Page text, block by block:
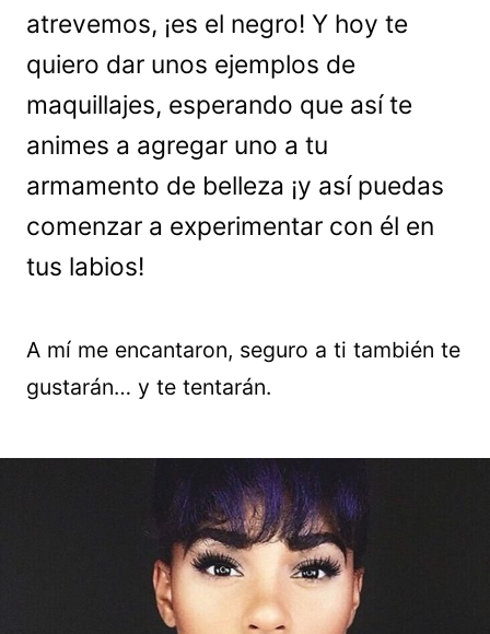
atrevemos, ¡es el negro! Y hoy te
quiero dar unos ejemplos de
maquillajes, esperando que así te
animes a agregar uno a tu
armamento de belleza ¡y así puedas
comenzar a experimentar con él en
tus labios!
A mí me encantaron, seguro a ti también te
gustarán… y te tentarán.